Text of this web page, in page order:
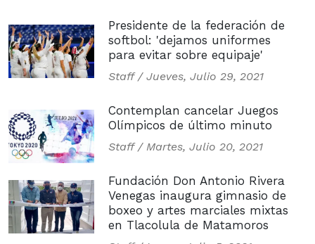
Presidente de la federación de
softbol: 'dejamos uniformes
para evitar sobre equipaje'
Staff / Jueves, Julio 29, 2021
Contemplan cancelar Juegos
Olímpicos de último minuto
Staff / Martes, Julio 20, 2021
Fundación Don Antonio Rivera
Venegas inaugura gimnasio de
boxeo y artes marciales mixtas
en Tlacolula de Matamoros